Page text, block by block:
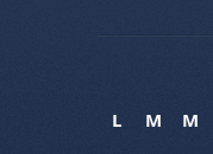
L
M M